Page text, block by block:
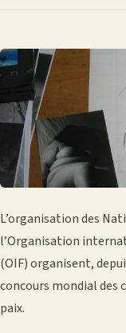
L’organisation des
l’Organisation
(OIF) organisent,
concours mondial des
paix.